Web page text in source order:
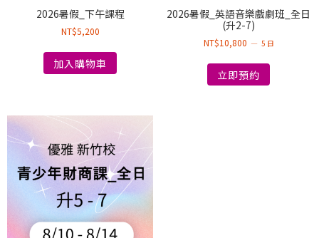
2026暑假_下午課程
NT$5,200
加入購物車
2026暑假_英語音樂戲劇班_全日
(升2-7)
NT$10,800 5 日
立即預約